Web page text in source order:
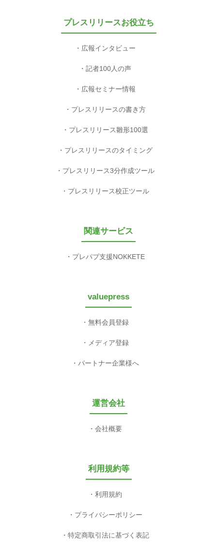
プレスリリースお役立ち
広報インタビュー
記者100人の声
広報セミナー情報
プレスリリースの書き方
プレスリリース雛形100選
プレスリリースのタイミング
プレスリリース3分作成ツール
プレスリリース校正ツール
関連サービス
プレパブ支援NOKKETE
valuepress
無料会員登録
メディア登録
パートナー企業様へ
運営会社
会社概要
利用規約等
利用規約
プライバシーポリシー
特定商取引法に基づく表記